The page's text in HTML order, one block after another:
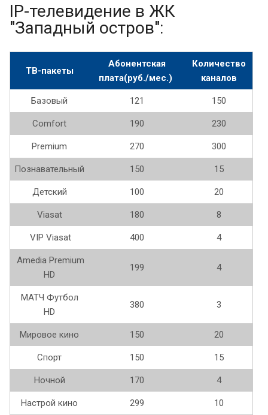
IP-телевидение в ЖК
"Западный остров":
ТВ-пакеты
Абонентская
плата(руб./мес.)
Количество
каналов
Базовый 121 150
Comfort 190 230
Premium 270 300
Познавательный 150 15
Детский 100 20
Viasat 180 8
VIP Viasat 400 4
Amedia Premium
HD
199 4
МАТЧ Футбол
HD
380 3
Мировое кино 150 20
Спорт 150 15
Ночной 170 4
Настрой кино 299 10